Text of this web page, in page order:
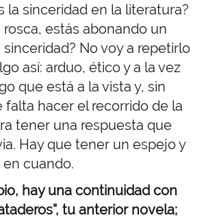
la sinceridad en la literatura?
rosca, estás abonando un
sinceridad? No voy a repetirlo
así: arduo, ético y a la vez
que está a la vista y, sin
falta hacer el recorrido de la
tener una respuesta que
Hay que tener un espejo y
cuando.
hay una continuidad con
tu anterior novela;